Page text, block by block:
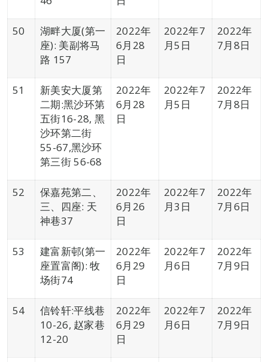
50
湖畔大厦(第一
座): 美副将马
路 157
2022年
6月28
日
2022年7
月5日
2022年
7月8日
51
新美安大厦第
二期:黑沙环第
五街16-28, 黑
沙环第二街
55-67,黑沙环
第三街 56-68
2022年
6月28
日
2022年7
月5日
2022年
7月8日
52
保嘉苑第二、
三、四座: 天
神巷37
2022年
6月26
日
2022年7
月3日
2022年
7月6日
53
建富新邨(第一
座置富阁): 牧
场街74
2022年
6月29
日
2022年7
月6日
2022年
7月9日
54
信铃轩:平线巷
10-26, 赵家巷
12-20
2022年
6月29
日
2022年7
月6日
2022年
7月9日